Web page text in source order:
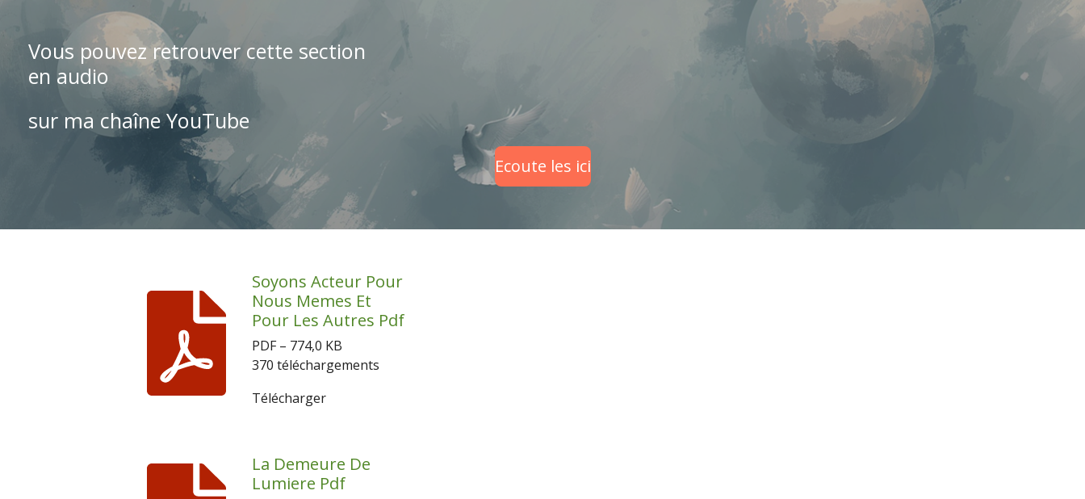
Vous pouvez retrouver cette section
en audio
sur ma chaîne YouTube
Ecoute les ici
Soyons Acteur Pour
Nous Memes Et
Pour Les Autres Pdf
PDF – 774,0 KB
370 téléchargements
Télécharger
La Demeure De
Lumiere Pdf